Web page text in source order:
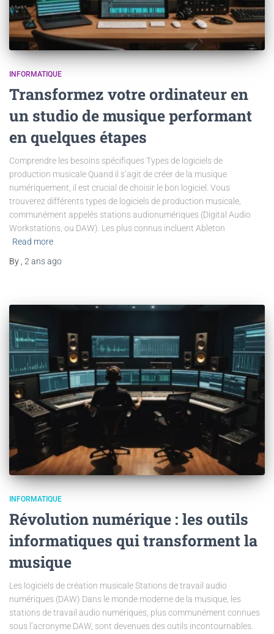
INFORMATIQUE
Transformez votre ordinateur en
un studio de musique performant
en quelques étapes
Comprendre les besoins spécifiques Types de logiciels de
production musicale Quand il s’agit de créer de la musique
numériquement, il est crucial de choisir le bon logiciel. Vous
trouverez différents types de logiciels de production musicale,
communément appelés stations audionumériques (Digital Audio
Workstations, ou DAW). Les plus connus incluent Ableton
Read more
By 2 ansago
INFORMATIQUE
Révolution numérique : les outils
informatiques qui transforment la
musique
Les logiciels de création musicale Stations de travail audio
numériques (DAW) Dans le monde moderne de la musique, les
stations de travail audio numériques, plus communément connues
sous l’acronyme DAW, sont devenues des outils incontournables.